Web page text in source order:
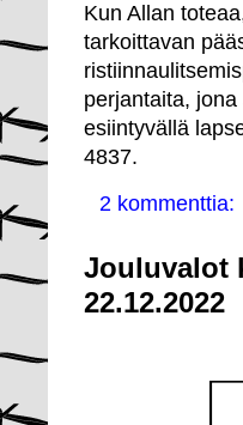
Kun Allan
tarkoittavan
perjantaita,
esiintyvällä
4837.
2 kommenttia:
Jouluvalot
22.12.2022